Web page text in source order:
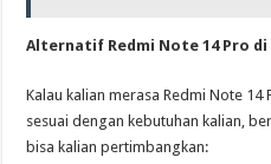
Alternatif Redmi Note 14 Pro di
Kalau kalian merasa Redmi Note
sesuai dengan kebutuhan kalian,
bisa kalian pertimbangkan: